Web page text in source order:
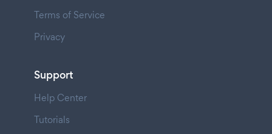
Terms of Service
Privacy
Support
Help Center
Tutorials